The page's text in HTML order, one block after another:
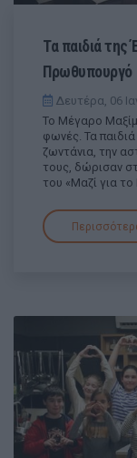
Τα παιδιά
Πρωθυπουργό
Δευτέρα, 06
Το Μέγαρο
φωνές. Τα
ζωντάνια, την
τους, δώρισαν
του «Μαζί για